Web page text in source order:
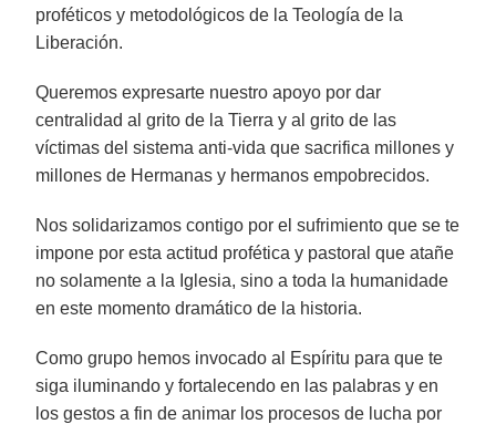
proféticos y metodológicos de la Teología de la
Liberación.
Queremos expresarte nuestro apoyo por dar
centralidad al grito de la Tierra y al grito de las
víctimas del sistema anti-vida que sacrifica millones y
millones de Hermanas y hermanos empobrecidos.
Nos solidarizamos contigo por el sufrimiento que se te
impone por esta actitud profética y pastoral que atañe
no solamente a la Iglesia, sino a toda la humanidade
en este momento dramático de la historia.
Como grupo hemos invocado al Espíritu para que te
siga iluminando y fortalecendo en las palabras y en
los gestos a fin de animar los procesos de lucha por